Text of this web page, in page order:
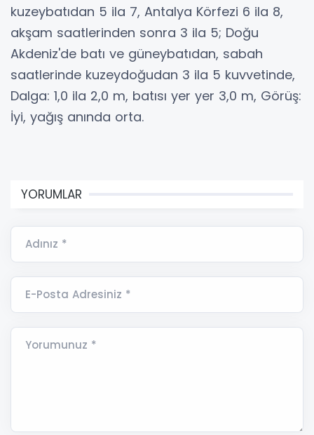
kuzeybatıdan 5 ila 7, Antalya Körfezi 6 ila 8,
akşam saatlerinden sonra 3 ila 5; Doğu
Akdeniz'de batı ve güneybatıdan, sabah
saatlerinde kuzeydoğudan 3 ila 5 kuvvetinde,
Dalga: 1,0 ila 2,0 m, batısı yer yer 3,0 m, Görüş:
İyi, yağış anında orta.
YORUMLAR
Adınız *
E-Posta Adresiniz *
Yorumunuz *